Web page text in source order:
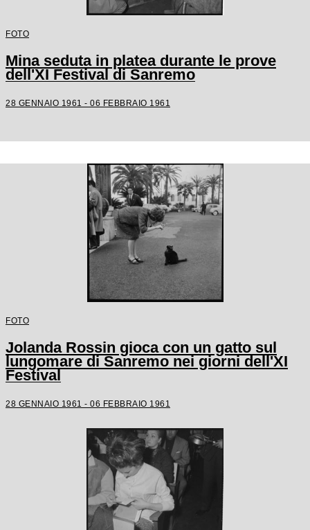
FOTO
Mina seduta in platea durante le prove
dell'XI Festival di Sanremo
28 GENNAIO 1961 - 06 FEBBRAIO 1961
FOTO
Jolanda Rossin gioca con un gatto sul
lungomare di Sanremo nei giorni dell'XI
Festival
28 GENNAIO 1961 - 06 FEBBRAIO 1961